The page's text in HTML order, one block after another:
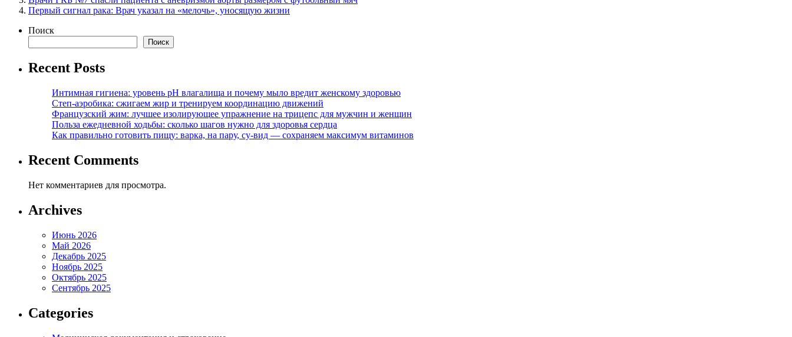
Первый сигнал рака: Врач указал на «мелочь», уносящую жизни
Поиск
Поиск
Recent Posts
Интимная гигиена: уровень pH влагалища и почему мыло вредит женскому здоровью
Степ-аэробика: сжигаем жир и тренируем координацию движений
Французский жим: лучшее изолирующее упражнение на трицепс для мужчин и женщин
Польза ежедневной ходьбы: сколько шагов нужно для здоровья сердца
Как правильно готовить пищу: варка, на пару, су-вид — сохраняем максимум витаминов
Recent Comments
Нет комментариев для просмотра.
Archives
Июнь 2026
Май 2026
Декабрь 2025
Ноябрь 2025
Октябрь 2025
Сентябрь 2025
Categories